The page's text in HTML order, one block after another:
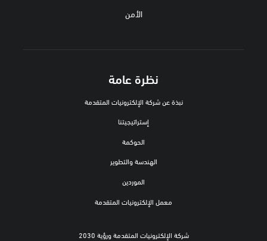
الأمن
نظرة عامة
نبذة عن شركة الإلكترونيات المتقدمة
إستراتيجيتنا
الحوكمة
الهندسة والتطوير
الموردين
معمل الإلكترونيات المتقدمة
شركة الإلكترونيات المتقدمة ورؤية 2030